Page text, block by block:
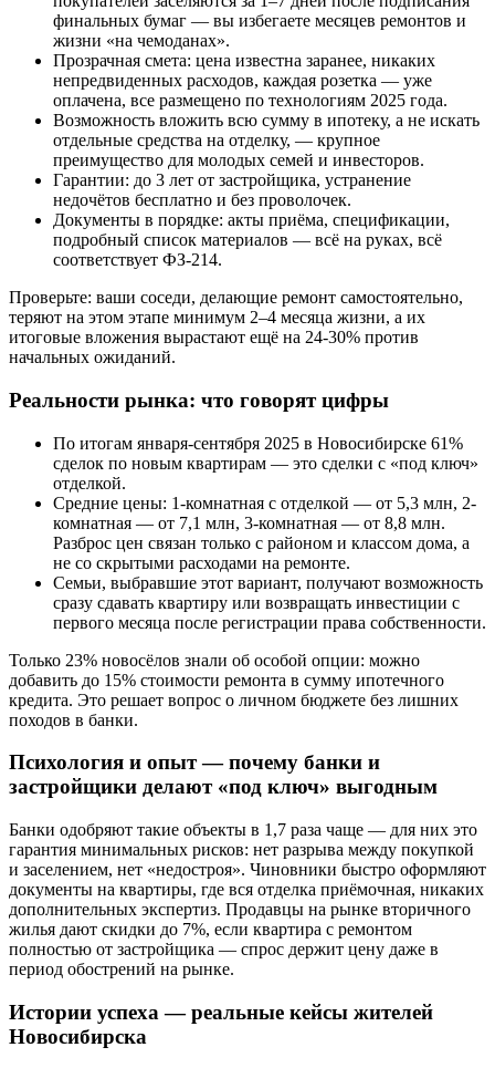
финальных бумаг — вы избегаете месяцев ремонтов и
жизни «на чемоданах».
Прозрачная смета: цена известна заранее, никаких
непредвиденных расходов, каждая розетка — уже
оплачена, все размещено по технологиям 2025 года.
Возможность вложить всю сумму в ипотеку, а не искать
отдельные средства на отделку, — крупное
преимущество для молодых семей и инвесторов.
Гарантии: до 3 лет от застройщика, устранение
недочётов бесплатно и без проволочек.
Документы в порядке: акты приёма, спецификации,
подробный список материалов — всё на руках, всё
соответствует ФЗ-214.
Проверьте: ваши соседи, делающие ремонт самостоятельно,
теряют на этом этапе минимум 2–4 месяца жизни, а их
итоговые вложения вырастают ещё на 24-30% против
начальных ожиданий.
Реальности рынка: что говорят цифры
По итогам января-сентября 2025 в Новосибирске 61%
сделок по новым квартирам — это сделки с «под ключ»
отделкой.
Средние цены: 1-комнатная с отделкой — от 5,3 млн, 2-
комнатная — от 7,1 млн, 3-комнатная — от 8,8 млн.
Разброс цен связан только с районом и классом дома, а
не со скрытыми расходами на ремонте.
Семьи, выбравшие этот вариант, получают возможность
сразу сдавать квартиру или возвращать инвестиции с
первого месяца после регистрации права собственности.
Только 23% новосёлов знали об особой опции: можно
добавить до 15% стоимости ремонта в сумму ипотечного
кредита. Это решает вопрос о личном бюджете без лишних
походов в банки.
Психология и опыт — почему банки и
застройщики делают «под ключ» выгодным
Банки одобряют такие объекты в 1,7 раза чаще — для них это
гарантия минимальных рисков: нет разрыва между покупкой
и заселением, нет «недостроя». Чиновники быстро оформляют
документы на квартиры, где вся отделка приёмочная, никаких
дополнительных экспертиз. Продавцы на рынке вторичного
жилья дают скидки до 7%, если квартира с ремонтом
полностью от застройщика — спрос держит цену даже в
период обострений на рынке.
Истории успеха — реальные кейсы жителей
Новосибирска